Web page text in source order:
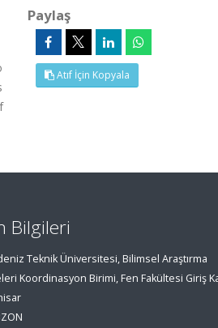
Paylaş
Atıf İçin Kopyala
Bilgileri
Teknik Üniversitesi, Bilimsel Araştırma
Koordinasyon Birimi, Fen Fakültesi Giriş